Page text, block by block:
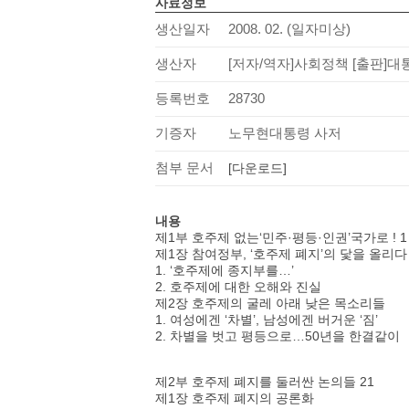
생산일자 2008. 02. (일자미상)
생산자 [저자/역자]사회정책 [출판]대
등록번호 28730
기증자 노무현대통령 사저
첨부 문서 [다운로드]
내용
제1부 호주제 없는‘민주·평등·인권’국가로 ! 1
제1장 참여정부, ‘호주제 폐지’의 닻을 올리다
1. ‘호주제에 종지부를…’
2. 호주제에 대한 오해와 진실
제2장 호주제의 굴레 아래 낮은 목소리들
1. 여성에겐 ‘차별’, 남성에겐 버거운 ‘짐’
2. 차별을 벗고 평등으로…50년을 한결같이
제2부 호주제 폐지를 둘러싼 논의들 21
제1장 호주제 폐지의 공론화